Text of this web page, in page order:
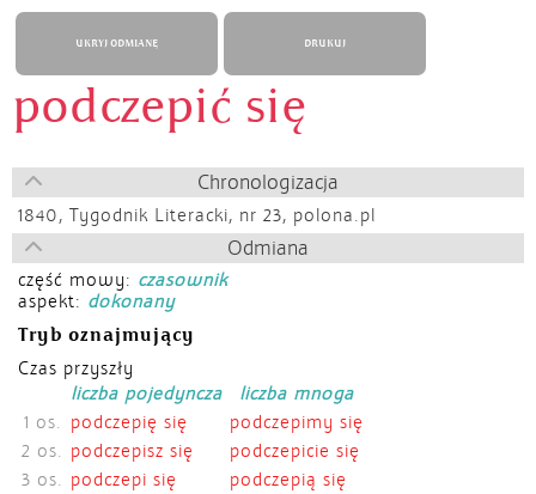
UKRYJ ODMIANĘ DRUKUJ
podczepić się
Chronologizacja
1840, Tygodnik Literacki, nr 23, polona.pl
Odmiana
część mowy: czasownik
aspekt: dokonany
Tryb oznajmujący
Czas przyszły
liczba pojedyncza
liczba mnoga
1 os. podczepię się
podczepimy się
2 os. podczepisz się
podczepicie się
3 os. podczepi się
podczepią się